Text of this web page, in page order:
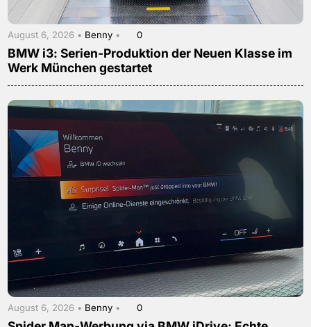
August 6, 2026 • Benny • 0
BMW i3: Serien-Produktion der Neuen Klasse im
Werk München gestartet
August 6, 2026 • Benny • 0